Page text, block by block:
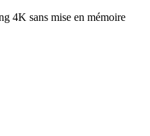
4K sans mise en mémoire